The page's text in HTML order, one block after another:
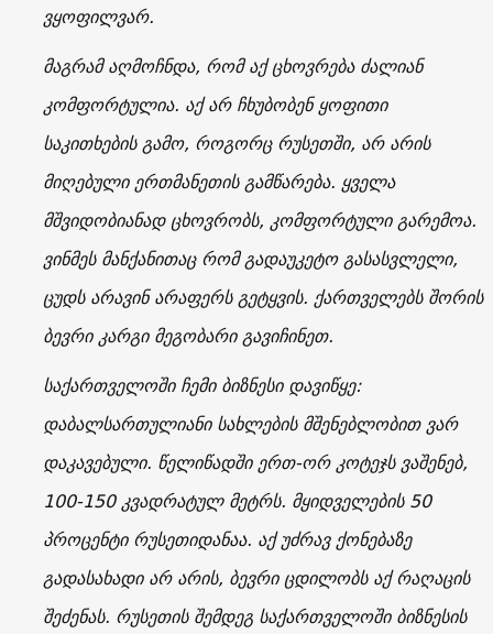
ვყოფილვარ.
მაგრამ აღმოჩნდა, რომ აქ ცხოვრება ძალიან
კომფორტულია. აქ არ ჩხუბობენ ყოფითი
საკითხების გამო, როგორც რუსეთში, არ არის
მიღებული ერთმანეთის გამწარება. ყველა
მშვიდობიანად ცხოვრობს, კომფორტული გარემოა.
ვინმეს მანქანითაც რომ გადაუკეტო გასასვლელი,
ცუდს არავინ არაფერს გეტყვის. ქართველებს შორის
ბევრი კარგი მეგობარი გავიჩინეთ.
საქართველოში ჩემი ბიზნესი დავიწყე:
დაბალსართულიანი სახლების მშენებლობით ვარ
დაკავებული. წელიწადში ერთ-ორ კოტეჯს ვაშენებ,
100-150 კვადრატულ მეტრს. მყიდველების 50
პროცენტი რუსეთიდანაა. აქ უძრავ ქონებაზე
გადასახადი არ არის, ბევრი ცდილობს აქ რაღაცის
შეძენას. რუსეთის შემდეგ საქართველოში ბიზნესის